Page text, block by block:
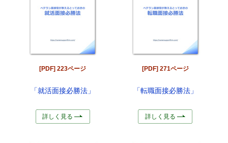
[PDF] 223ページ
「就活面接必勝法」
詳しく見る
[PDF] 271ページ
「転職面接必勝法」
詳しく見る